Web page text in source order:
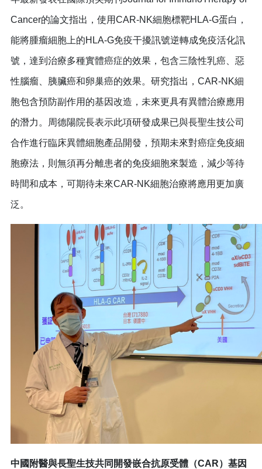
Cancer的論文指出，使用CAR-NK細胞標靶HLA-G蛋白，
能將腫瘤細胞上的HLA-G免疫干擾訊號逆轉成免疫活化訊
號，達到治療多種實體癌症的效果，包含三陰性乳癌、惡
性腦瘤、胰臟癌和卵巢癌的效果。研究指出，CAR-NK細
胞包含預防副作用的基因改造，未來更具有異體治療應用
的潛力。周德陽院長表示此項研發成果已與長聖生技公司
合作進行臨床異體細胞產品開發，預期未來對癌症免疫細
胞療法，則無須再分離患者的免疫細胞來製造，減少等待
時間和成本，可期待未來CAR-NK細胞治療將應用更加廣
泛。
中國附醫與長聖生技共同開發嵌合抗原受體（CAR）基因